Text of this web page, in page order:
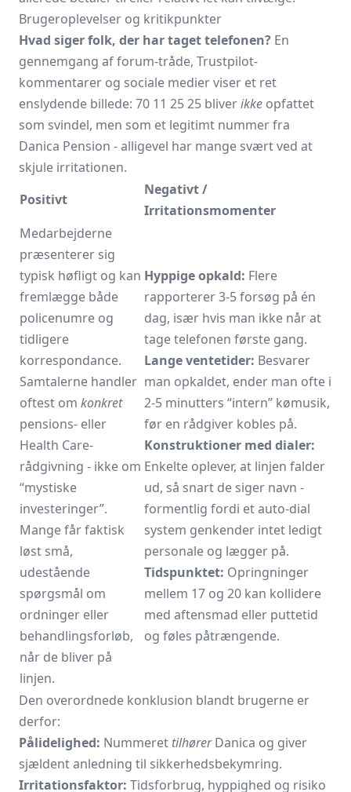
Brugeroplevelser og kritikpunkter
Hvad siger folk, der har taget telefonen? En
gennemgang af forum-tråde, Trustpilot-
kommentarer og sociale medier viser et ret
enslydende billede: 70 11 25 25 bliverikke opfattet
som svindel, men som et legitimt nummer fra
Danica Pension - alligevel har mange svært ved at
skjule irritationen.
Positivt
Negativt /
Irritationsmomenter
Medarbejderne
præsenterer sig
typisk høfligt og kan
fremlægge både
policenumre og
tidligere
korrespondance.
Samtalerne handler
oftest om konkret
pensions- eller
Health Care-
rådgivning - ikke om
“mystiske
investeringer”.
Mange får faktisk
løst små,
udestående
spørgsmål om
ordninger eller
behandlingsforløb,
når de bliver på
linjen.
Hyppige opkald: Flere
rapporterer 3-5 forsøg på én
dag, især hvis man ikke når at
tage telefonen første gang.
Lange ventetider: Besvarer
man opkaldet, ender man ofte i
2-5 minutters “intern” kømusik,
før en rådgiver kobles på.
Konstruktioner med dialer:
Enkelte oplever, at linjen falder
ud, så snart de siger navn -
formentlig fordi et auto-dial
system genkender intet ledigt
personale og lægger på.
Tidspunktet: Opringninger
mellem 17 og 20 kan kollidere
med aftensmad eller puttetid
og føles påtrængende.
Den overordnede konklusion blandt brugerne er
derfor:
Pålidelighed: Nummeret tilhørerDanica og giver
sjældent anledning til sikkerhedsbekymring.
Irritationsfaktor: Tidsforbrug, hyppighed og risiko